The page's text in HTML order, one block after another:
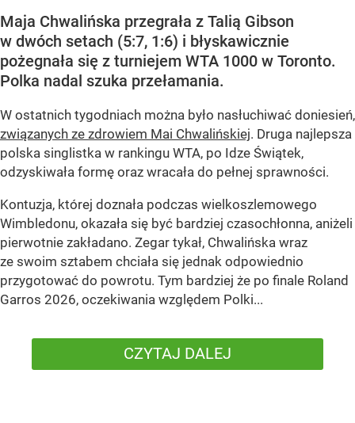
Maja Chwalińska przegrała z Talią Gibson
w dwóch setach (5:7, 1:6) i błyskawicznie
pożegnała się z turniejem WTA 1000 w Toronto.
Polka nadal szuka przełamania.
W ostatnich tygodniach można było nasłuchiwać doniesień,
związanych ze zdrowiem Mai Chwalińskiej. Druga najlepsza
polska singlistka w rankingu WTA, po Idze Świątek,
odzyskiwała formę oraz wracała do pełnej sprawności.
Kontuzja, której doznała podczas wielkoszlemowego
Wimbledonu, okazała się być bardziej czasochłonna, aniżeli
pierwotnie zakładano. Zegar tykał, Chwalińska wraz
ze swoim sztabem chciała się jednak odpowiednio
przygotować do powrotu. Tym bardziej że po finale Roland
Garros 2026, oczekiwania względem Polki...
CZYTAJ DALEJ